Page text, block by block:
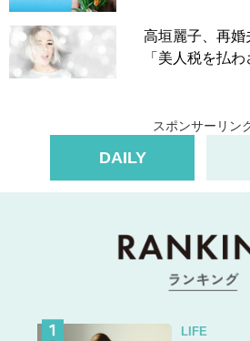
高垣麗子、再婚
「美人税を払わ
スポンサーリン
DAILY
LIFE